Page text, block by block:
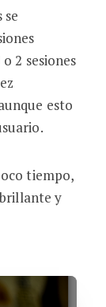
2 sesiones
esto
tiempo,
y